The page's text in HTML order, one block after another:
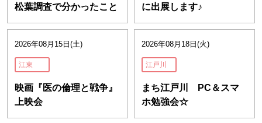
松葉調査で分かったこと
に出展します♪
2026年08月15日(土)
江東
映画『医の倫理と戦争』
上映会
2026年08月18日(火)
江戸川
まち江戸川 PC＆スマ
ホ勉強会☆